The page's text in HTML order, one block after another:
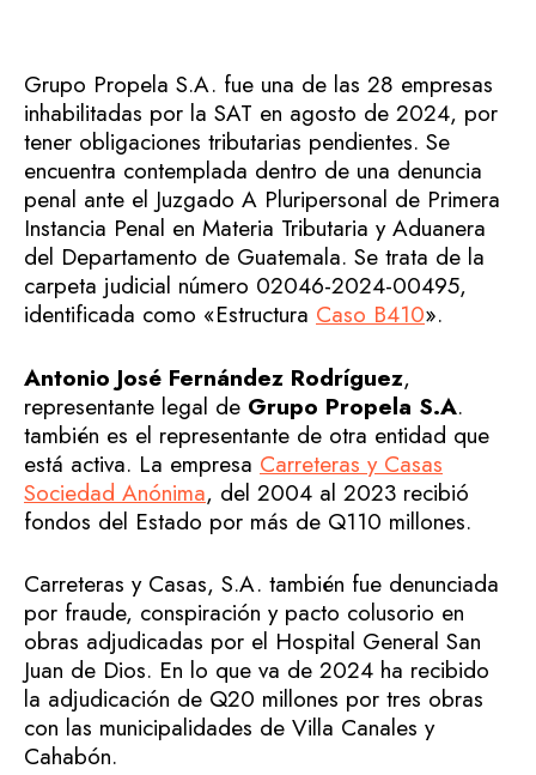
Grupo Propela S.A. fue una de las 28 empresas
inhabilitadas por la SAT en agosto de 2024, por
tener obligaciones tributarias pendientes. Se
encuentra contemplada dentro de una denuncia
penal ante el Juzgado A Pluripersonal de Primera
Instancia Penal en Materia Tributaria y Aduanera
del Departamento de Guatemala. Se trata de la
carpeta judicial número 02046-2024-00495,
identificada como «Estructura Caso B410».
Antonio José Fernández Rodríguez,
representante legal de Grupo Propela S.A.
también es el representante de otra entidad que
está activa. La empresa Carreteras y Casas
Sociedad Anónima, del 2004 al 2023 recibió
fondos del Estado por más de Q110 millones.
Carreteras y Casas, S.A. también fue denunciada
por fraude, conspiración y pacto colusorio en
obras adjudicadas por el Hospital General San
Juan de Dios. En lo que va de 2024 ha recibido
la adjudicación de Q20 millones por tres obras
con las municipalidades de Villa Canales y
Cahabón.